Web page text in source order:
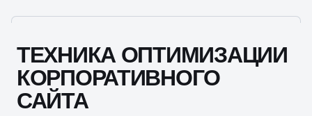
ТЕХНИКА ОПТИМИЗАЦИИ
КОРПОРАТИВНОГО
САЙТА